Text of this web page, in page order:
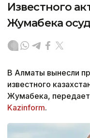
Известного
Жумабека
В Алматы вынесли
известного
Жумабека, передает
Kazinform.